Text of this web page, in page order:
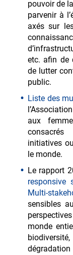
pouvoir de
parvenir à
axés sur
etc. afin de
de lutter
public.
Liste des
aux
initiatives
le monde.
Le rapport
responsive
Multi-
sensibles
monde
dégradation